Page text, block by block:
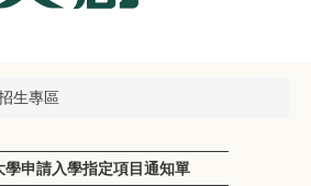
生專區
學申請入學指定項目通知單